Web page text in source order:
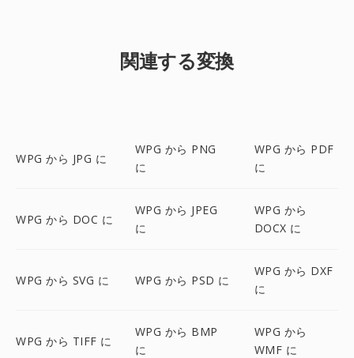
関連する変換
WPG から JPG に
WPG から PNG
に
WPG から PDF
に
WPG から DOC に
WPG から JPEG
に
WPG から
DOCX に
WPG から SVG に WPG から PSD に
WPG から DXF
に
WPG から TIFF に
WPG から BMP
に
WPG から
WMF に